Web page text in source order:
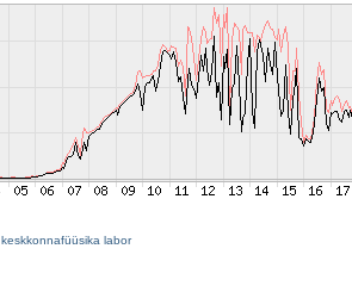
keskkonnafüüsika labor